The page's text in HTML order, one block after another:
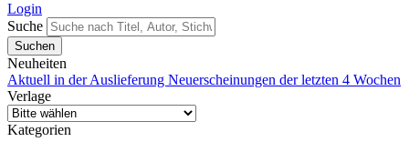
Login
Suche
Neuheiten
Aktuell in der Auslieferung Neuerscheinungen der letzten 4 Wochen
Verlage
Kategorien